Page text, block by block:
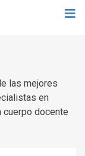
las mejores
en
cuerpo docente